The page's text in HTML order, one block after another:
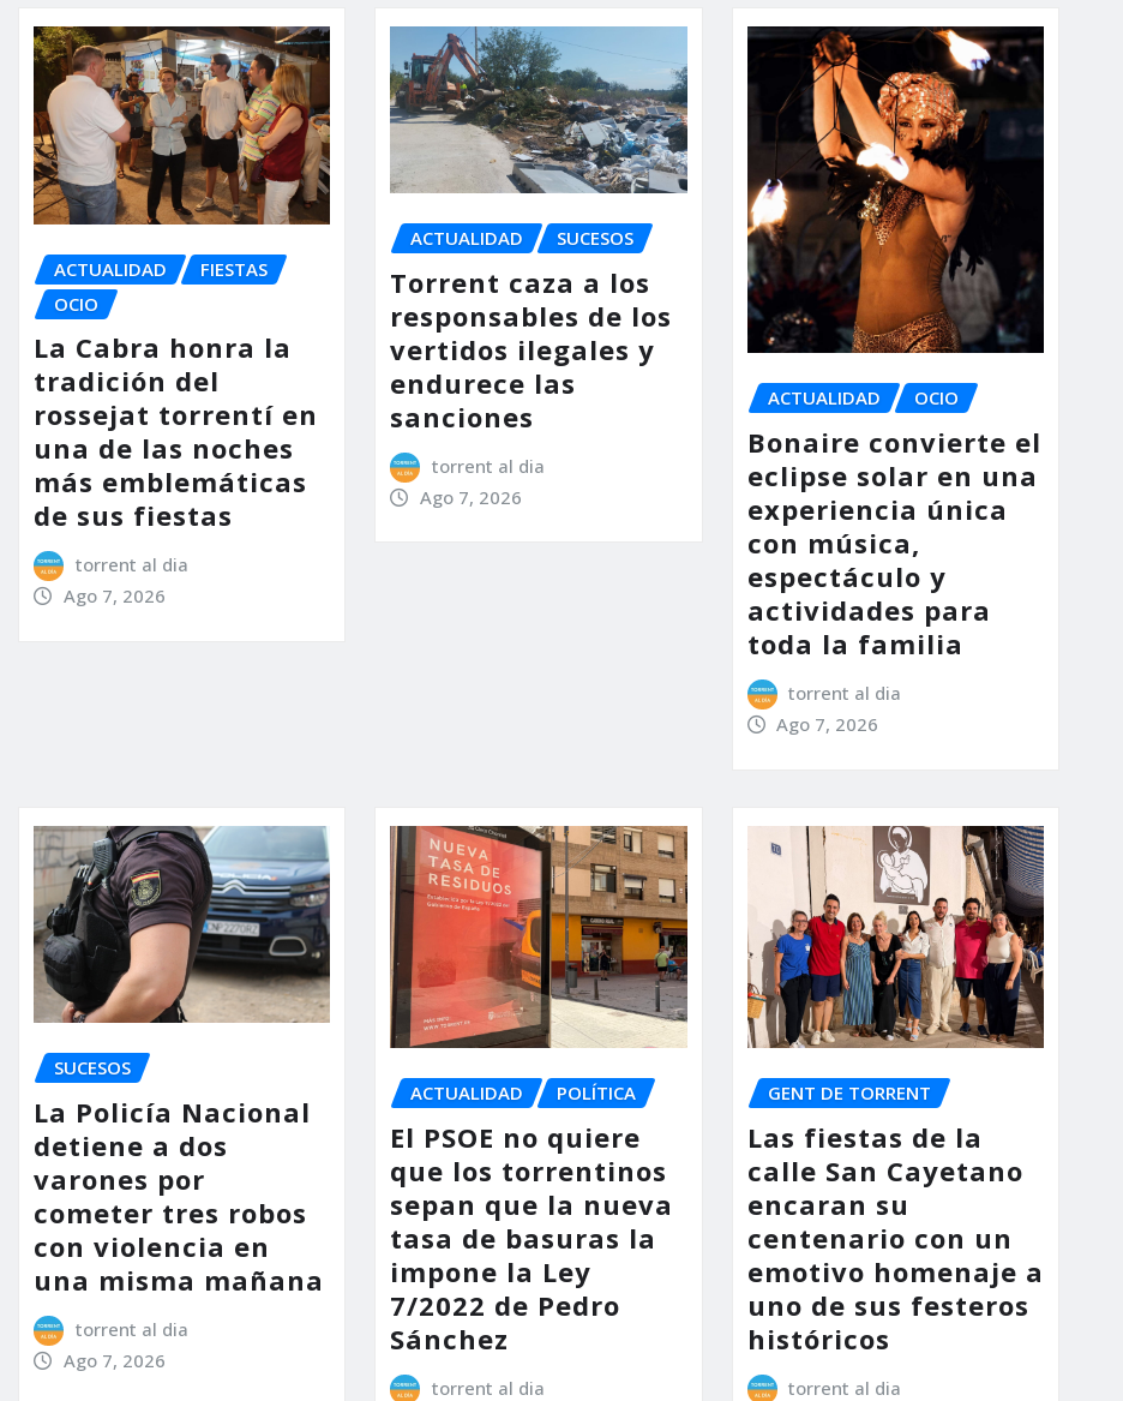
ACTUALIDAD
FIESTAS
OCIO
La Cabra honra la
tradición del
rossejat torrentí en
una de las noches
más emblemáticas
de sus fiestas
torrent al dia
Ago 7, 2026
ACTUALIDAD SUCESOS
Torrent caza a los
responsables de los
vertidos ilegales y
endurece las
sanciones
torrent al dia
Ago 7, 2026
ACTUALIDAD OCIO
Bonaire convierte el
eclipse solar en una
experiencia única
con música,
espectáculo y
actividades para
toda la familia
torrent al dia
Ago 7, 2026
SUCESOS
La Policía Nacional
detiene a dos
varones por
cometer tres robos
con violencia en
una misma mañana
torrent al dia
Ago 7, 2026
ACTUALIDAD POLÍTICA
El PSOE no quiere
que los torrentinos
sepan que la nueva
tasa de basuras la
impone la Ley
7/2022 de Pedro
Sánchez
torrent al dia
GENT DE TORRENT
Las fiestas de la
calle San Cayetano
encaran su
centenario con un
emotivo homenaje a
uno de sus festeros
históricos
torrent al dia